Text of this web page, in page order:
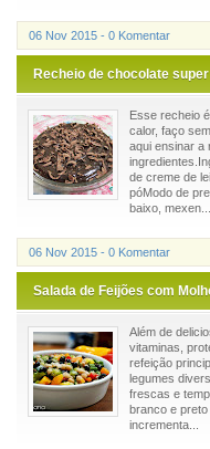
06 Nov 2015 - 0 Komentar
Recheio de chocolate
Esse recheio
calor, faço
aqui ensinar a
de creme de
póModo de
baixo, mexen...
06 Nov 2015 - 0 Komentar
Salada de Feijões com
Além de
vitaminas,
refeição
legumes
frescas e
branco e
incrementa...